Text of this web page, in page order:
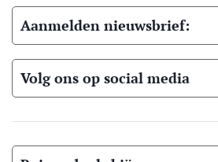
Aanmelden nieuwsbrief:
Volg ons op social media